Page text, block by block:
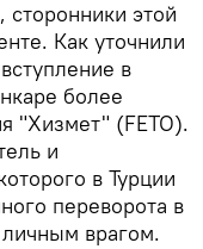
сторонники этой
Как уточнили
в
более
"Хизмет" (FETO).
и
в Турции
переворота в
врагом.